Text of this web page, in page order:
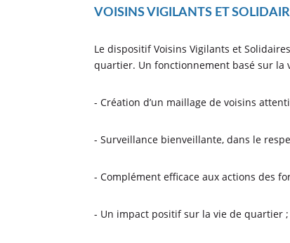
VOISINS VIGILANTS ET
Le dispositif Voisins Vigilants et
quartier. Un fonctionnement basé sur la
- Création d’un maillage de voisins
- Surveillance bienveillante, dans le
- Complément efficace aux actions des
- Un impact positif sur la vie de quartier ;